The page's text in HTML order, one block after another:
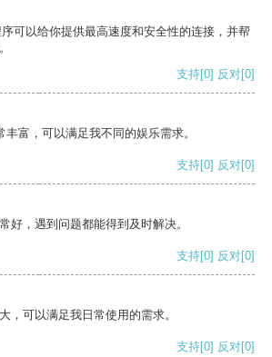
可以给你提供最高速度和安全性的连接，并帮
支持[0] 反对[0]
富，可以满足我不同的娱乐需求。
支持[0] 反对[0]
好，遇到问题都能得到及时解决。
支持[0] 反对[0]
，可以满足我日常使用的需求。
支持[0] 反对[0]